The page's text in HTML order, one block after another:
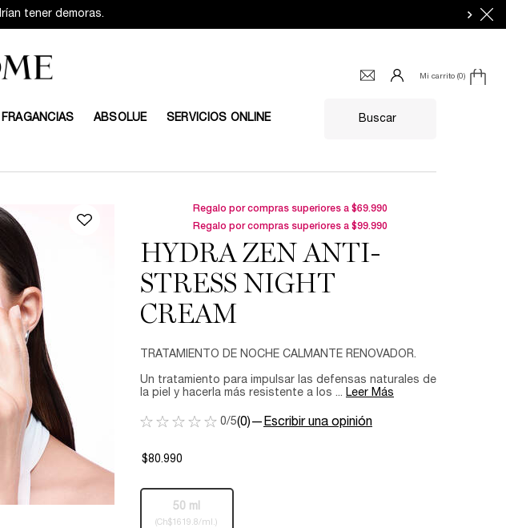
tener demoras.
Mi carrito 0
0 producto en el carrito
FRAGANCIAS ABSOLUE SERVICIOS ONLINE Buscar
Regalo por compras superiores a $69.990
Regalo por compras superiores a $99.990
HYDRA ZEN ANTI-
STRESS NIGHT
CREAM
TRATAMIENTO DE NOCHE CALMANTE RENOVADOR.
Un tratamiento para impulsar las defensas naturales de
la piel y hacerla más resistente a los ... Leer Más
0/5(0)— Escribir una opinión
$80.990
Selected
The product variation is out of stock,
50 ml
(Ch$1619.8/ml.)
, 1 of 1